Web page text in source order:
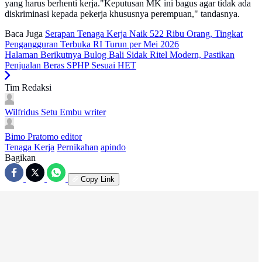
yang harus berhenti kerja."Keputusan MK ini bagus agar tidak ada
diskriminasi kepada pekerja khususnya perempuan," tandasnya.
Baca Juga Serapan Tenaga Kerja Naik 522 Ribu Orang, Tingkat
Pengangguran Terbuka RI Turun per Mei 2026
Halaman Berikutnya Bulog Bali Sidak Ritel Modern, Pastikan
Penjualan Beras SPHP Sesuai HET
Tim Redaksi
Wilfridus Setu Embu writer
Bimo Pratomo editor
Tenaga Kerja Pernikahan apindo
Bagikan
Copy Link